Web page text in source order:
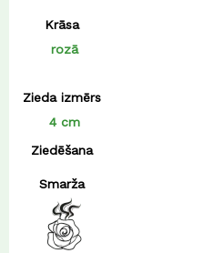
Krāsa
rozā
Zieda izmērs
4 cm
Ziedēšana
Smarža